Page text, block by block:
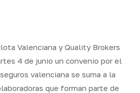
Valenciana y Quality Brokers
4 de junio un convenio por el
valenciana se suma a la
que forman parte de
Menu